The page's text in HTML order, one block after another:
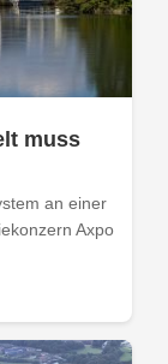
muss
an einer
Axpo